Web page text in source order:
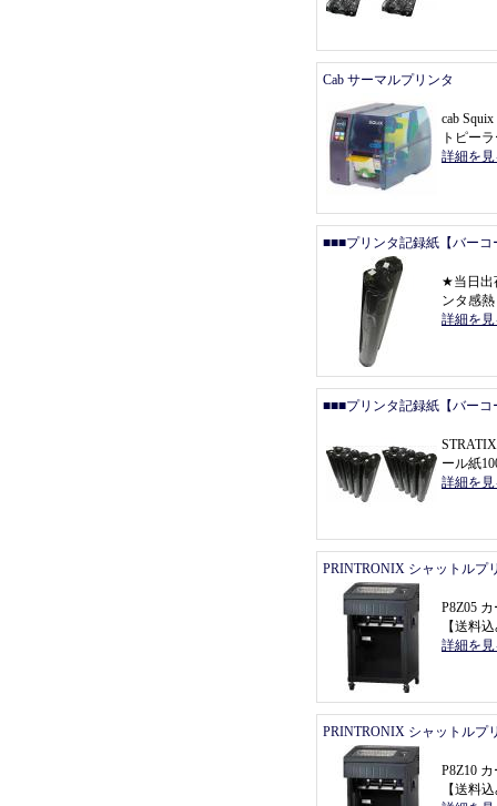
Cab サーマルプリンタ
cab
トピー
詳細を
■■■プリンタ記録紙【バー
★当日
ンタ感
詳細を
■■■プリンタ記録紙【バー
ール紙
詳細を
PRINTRONIX シャットルプ
P8Z05
【送料
詳細を
PRINTRONIX シャットルプ
P8Z10
【送料